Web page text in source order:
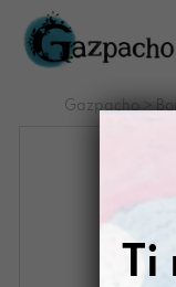
Salta
contenuto
Gazpacho >